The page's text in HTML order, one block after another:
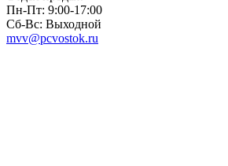
Пн-Пт: 9:00-17:00
Сб-Вс: Выходной
mvv@pcvostok.ru